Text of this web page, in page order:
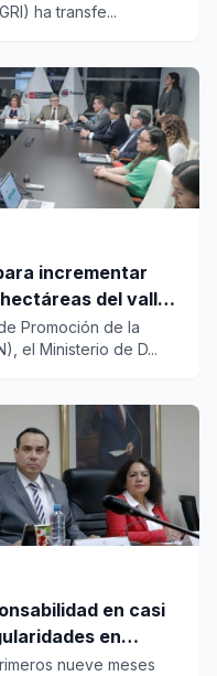
ha transfe...
incrementar
del valle
Promoción de la
el Ministerio de D...
en casi
en
nueve meses